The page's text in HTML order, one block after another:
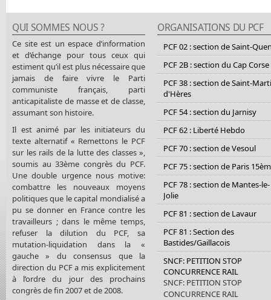
QUI SOMMES NOUS ?
Ce site est un espace d’information
et d’échange pour tous ceux qui
estiment qu’il est plus nécessaire que
jamais de faire vivre le Parti
communiste français, parti
anticapitaliste de masse et de classe,
assumant son histoire.
Il est animé par les initiateurs du
texte alternatif « Remettons le PCF
sur les rails de la lutte des classes »,
soumis au 33ème congrès du PCF.
Une double urgence nous motive:
combattre les nouveaux moyens
politiques que le capital mondialisé a
pu se donner en France contre les
travailleurs ; dans le même temps,
refuser la dilution du PCF, sa
mutation-liquidation dans la «
gauche » du consensus que la
direction du PCF a mis explicitement
à l’ordre du jour des prochains
congrès de fin 2007 et de 2008.
ORGANISATIONS DU PCF
PCF 02 : section de Saint-
PCF 2B : section du Cap Corse
PCF 38 : section de Saint-
d'Hères
PCF 54 : section du Jarnisy
PCF 62 : Liberté Hebdo
PCF 70 : section de Vesoul
PCF 75 : section de Paris
PCF 78 : section de Mantes-le-
Jolie
PCF 81 : section de Lavaur
PCF 81 : Section des
Bastides/Gaillacois
SNCF: PETITION STOP
CONCURRENCE RAIL
SNCF: PETITION STOP
CONCURRENCE RAIL